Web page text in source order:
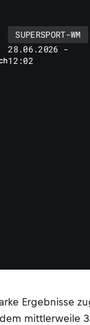
SUPERSPORT-WM
28.06.2026 -
12:02
Ergebnisse
mittlerweile